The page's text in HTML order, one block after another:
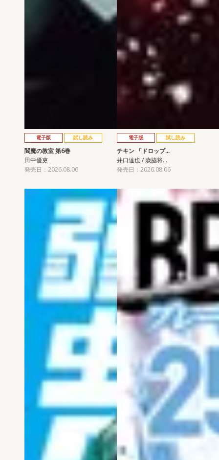
電子版 試し読み
閻魔の教室 第6巻
田中優吏
発売日：2026.08.06
電子版 試し読み
チキン 「ドロップ…
井口達也 / 歳脇将…
発売日：2026.08.06